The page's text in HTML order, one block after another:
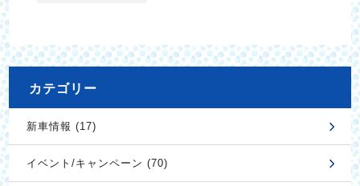
カテゴリー
新車情報 (17)
イベント/キャンペーン (70)